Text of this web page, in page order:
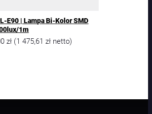
E90 | Lampa Bi-Kolor SMD
1m
zł (1 475,61zł netto)